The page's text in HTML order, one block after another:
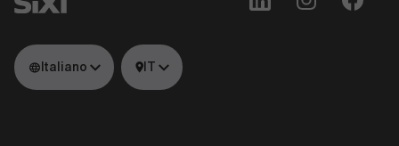
Italiano IT